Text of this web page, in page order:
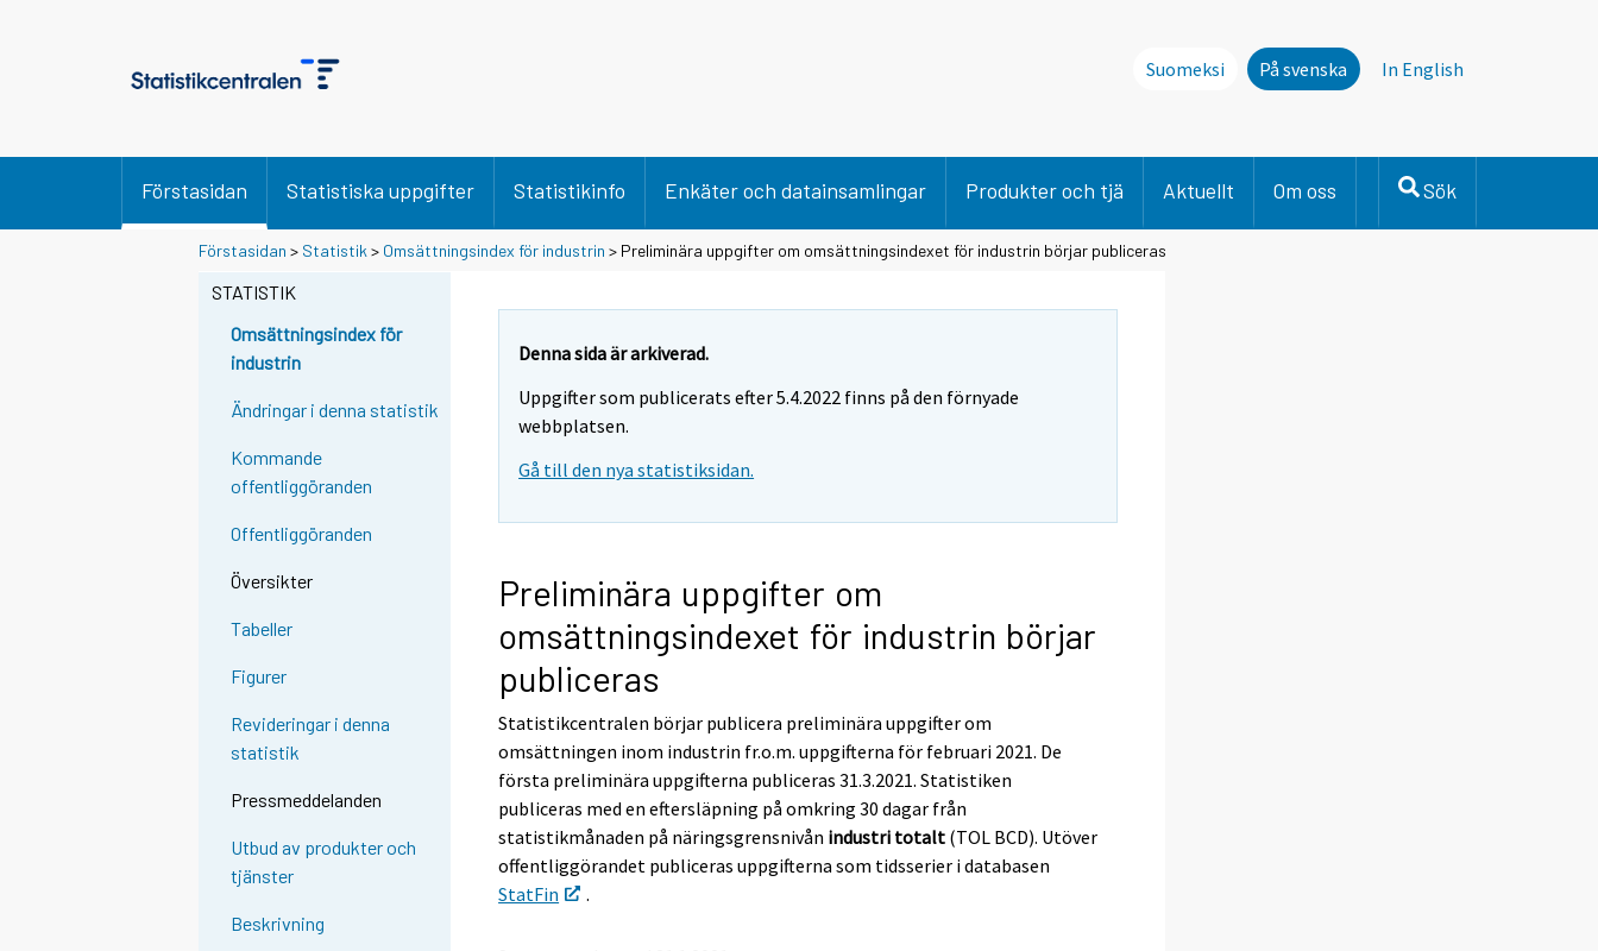
Suomeksi På svenska In English
Förstasidan Statistiska uppgifter Statistikinfo Enkäter och datainsamlingar Produkter och tjä Aktuellt Om oss Sök
Förstasidan > Statistik > Omsättningsindex för industrin > Preliminära uppgifter om omsättningsindexet för industrin börjar publiceras
STATISTIK
Omsättningsindex för
industrin
Ändringar i denna statistik
Kommande
offentliggöranden
Offentliggöranden
Översikter
Tabeller
Figurer
Revideringar i denna
statistik
Pressmeddelanden
Utbud av produkter och
tjänster
Beskrivning
Denna sida är arkiverad.
Uppgifter som publicerats efter 5.4.2022 finns på den förnyade
webbplatsen.
Gå till den nya statistiksidan.
Preliminära uppgifter om
omsättningsindexet för industrin börjar
publiceras
Statistikcentralen börjar publicera preliminära uppgifter om
omsättningen inom industrin fr.o.m. uppgifterna för februari 2021. De
första preliminära uppgifterna publiceras 31.3.2021. Statistiken
publiceras med en eftersläpning på omkring 30 dagar från
statistikmånaden på näringsgrensnivån industri totalt (TOL BCD). Utöver
offentliggörandet publiceras uppgifterna som tidsserier i databasen
StatFin
S
.